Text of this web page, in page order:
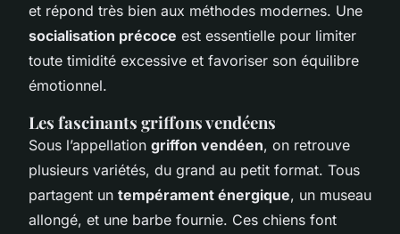
et répond très bien aux méthodes modernes. Une
socialisation précoce est essentielle pour limiter
toute timidité excessive et favoriser son équilibre
émotionnel.
Les fascinants griffons vendéens
Sous l’appellation griffon vendéen, on retrouve
plusieurs variétés, du grand au petit format. Tous
partagent un tempérament énergique, un museau
allongé, et une barbe fournie. Ces chiens font